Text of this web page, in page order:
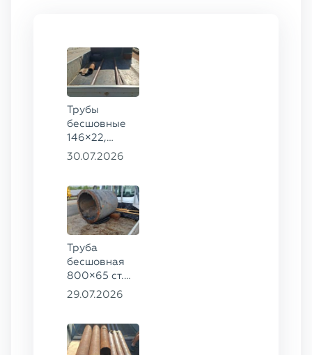
Трубы
бесшовные
146×22,
68×12 ГОСТ
30.07.2026
Труба
бесшовная
800×65 ст.
17ГС
29.07.2026